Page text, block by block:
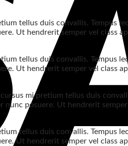
tellus duis convallis. Tempus
Ut hendrerit semper vel class
tellus duis convallis. Tempus
Ut hendrerit semper vel class
mi pretium tellus duis
nunc posuere. Ut hendrerit
tellus duis convallis. Tempus
Ut hendrerit semper vel class